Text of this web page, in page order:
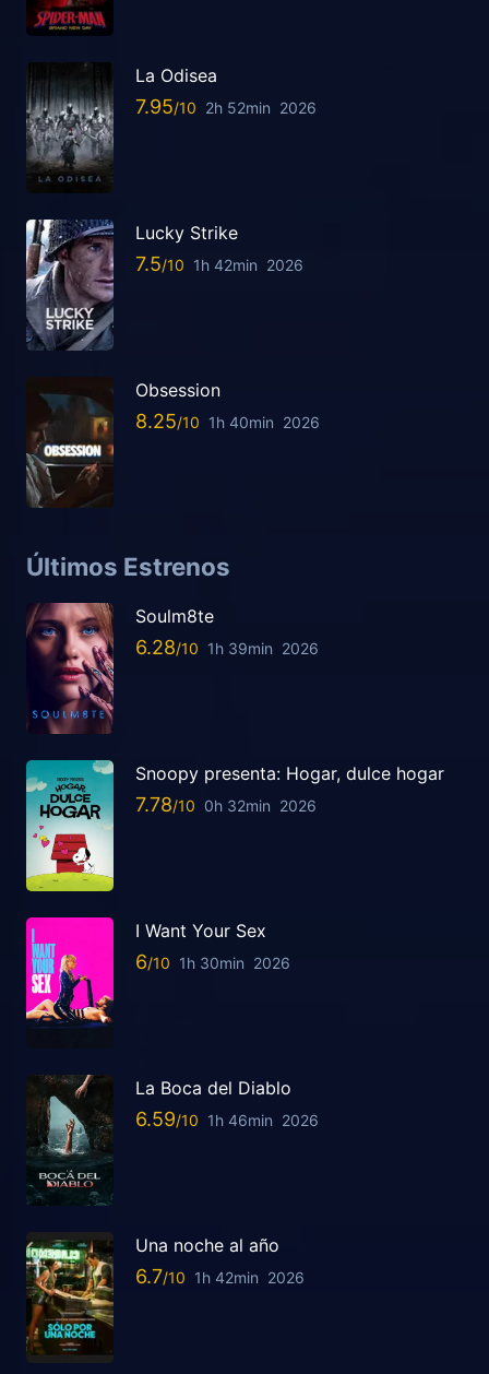
La Odisea
7.95 2h 52min 2026
Lucky Strike
7.5 1h 42min 2026
Obsession
8.25 1h 40min 2026
Últimos Estrenos
Soulm8te
6.28 1h 39min 2026
Snoopy presenta: Hogar, dulce hogar
7.78 0h 32min 2026
I Want Your Sex
6 1h 30min 2026
La Boca del Diablo
6.59 1h 46min 2026
Una noche al año
6.7 1h 42min 2026